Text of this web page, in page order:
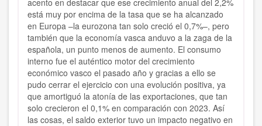
acento en destacar que ese crecimiento anual del 2,2%
está muy por encima de la tasa que se ha alcanzado
en Europa –la eurozona tan solo creció el 0,7%–, pero
también que la economía vasca anduvo a la zaga de la
española, un punto menos de aumento. El consumo
interno fue el auténtico motor del crecimiento
económico vasco el pasado año y gracias a ello se
pudo cerrar el ejercicio con una evolución positiva, ya
que amortiguó la atonía de las exportaciones, que tan
solo crecieron el 0,1% en comparación con 2023. Así
las cosas, el saldo exterior tuvo un impacto negativo en